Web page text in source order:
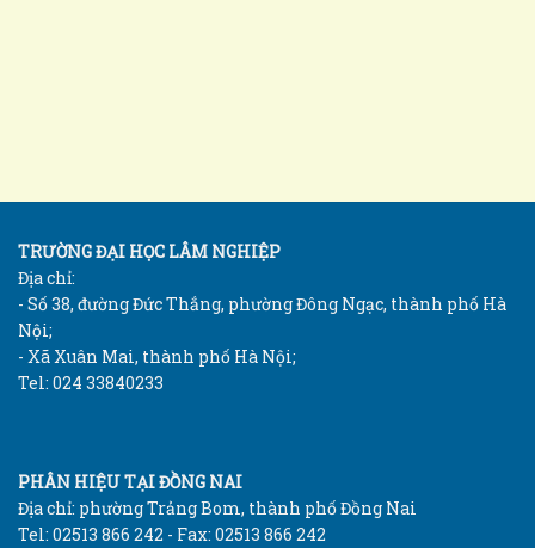
TRƯỜNG ĐẠI HỌC LÂM NGHIỆP
Địa chỉ:
- Số 38, đường Đức Thắng, phường Đông Ngạc, thành phố Hà
Nội;
- Xã Xuân Mai, thành phố Hà Nội;
Tel: 024 33840233
PHÂN HIỆU TẠI ĐỒNG NAI
Địa chỉ: phường Trảng Bom, thành phố Đồng Nai
Tel: 02513 866 242 - Fax: 02513 866 242